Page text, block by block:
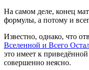
На самом деле, конец
формулы, а потому и
Известно, однако, что
Вселенной и Всего
это имеет к
совершенно неясно.